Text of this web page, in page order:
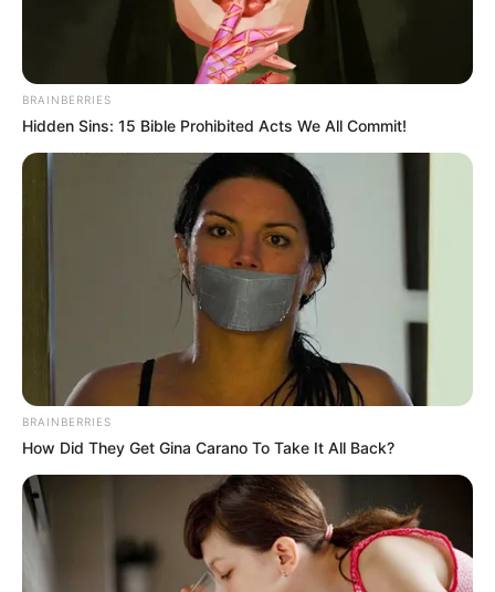
TAGS
ΓΑΤΑ
ΟΚΤΩΝΙΑ ΝΕΑ ΠΛΑΣΜΑ
BRAINBERRIES
Hidden Sins: 15 Bible Prohibited Acts We All Commit!
BRAINBERRIES
How Did They Get Gina Carano To Take It All Back?